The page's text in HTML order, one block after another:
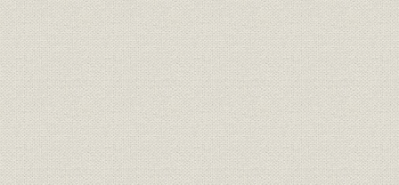
製品 特殊紙製品
経営理念 企業理念 2003年4月
経営 会社概要
ロゴマーク 社章・社員章
訓示 労使共同宣言 昭和45年3